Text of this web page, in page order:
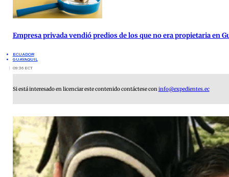
Empresa privada vendió predios de los que no era propietaria en
ECUADOR
GUAYAQUIL
09:36 ECT
Si está interesado en licenciar este contenido contáctese con info@expedientes.ec